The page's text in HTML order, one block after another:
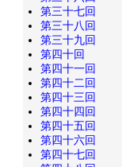
第三十七回
第三十八回
第三十九回
第四十回
第四十一回
第四十二回
第四十三回
第四十四回
第四十五回
第四十六回
第四十七回